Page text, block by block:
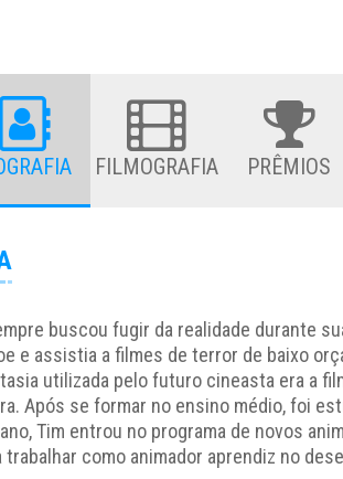
FILMOGRAFIA PRÊMIOS
buscou fugir da realidade durante
e assistia a filmes de terror de baixo
utilizada pelo futuro cineasta era a
Após se formar no ensino médio, foi
Tim entrou no programa de novos
trabalhar como animador aprendiz no